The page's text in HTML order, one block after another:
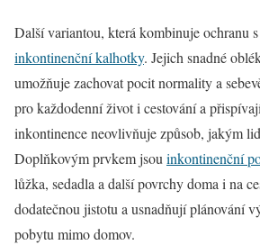
Další variantou, která kombinuje ochranu
inkontinenční kalhotky. Jejich snadné
umožňuje zachovat pocit normality a
pro každodenní život i cestování a
inkontinence neovlivňuje způsob, jakým
Doplňkovým prvkem jsou inkontinenční
lůžka, sedadla a další povrchy doma i na
dodatečnou jistotu a usnadňují plánování
pobytu mimo domov.